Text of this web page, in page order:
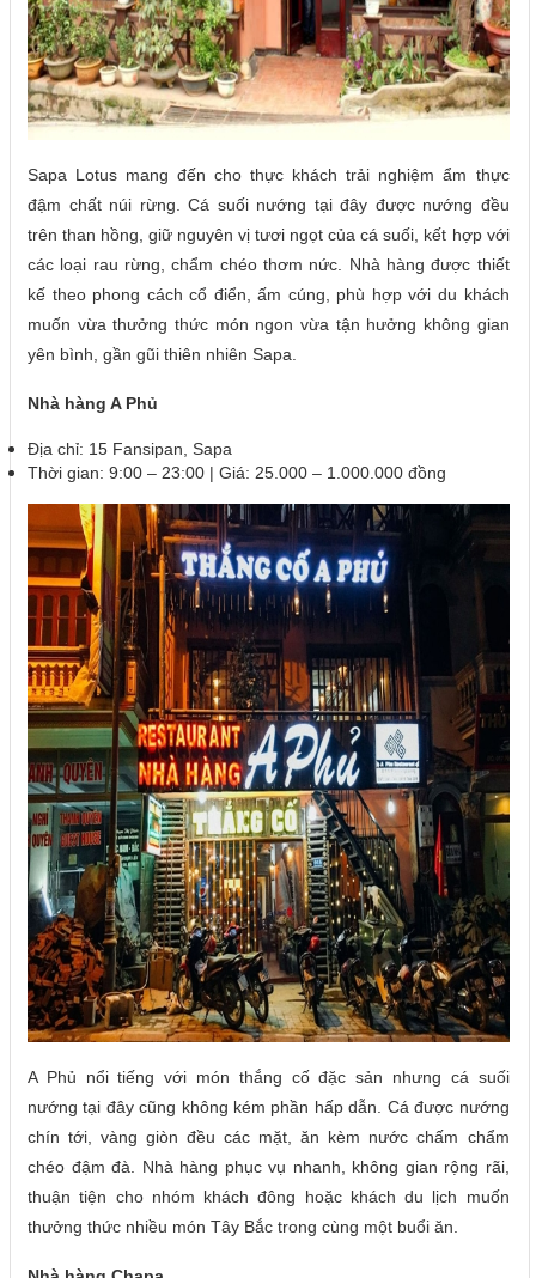
Sapa Lotus mang đến cho thực khách trải nghiệm ẩm thực
đậm chất núi rừng. Cá suối nướng tại đây được nướng đều
trên than hồng, giữ nguyên vị tươi ngọt của cá suối, kết hợp với
các loại rau rừng, chẩm chéo thơm nức. Nhà hàng được thiết
kế theo phong cách cổ điển, ấm cúng, phù hợp với du khách
muốn vừa thưởng thức món ngon vừa tận hưởng không gian
yên bình, gần gũi thiên nhiên Sapa.
Nhà hàng A Phủ
Địa chỉ: 15 Fansipan, Sapa
Thời gian: 9:00 – 23:00 | Giá: 25.000 – 1.000.000 đồng
A Phủ nổi tiếng với món thắng cố đặc sản nhưng cá suối
nướng tại đây cũng không kém phần hấp dẫn. Cá được nướng
chín tới, vàng giòn đều các mặt, ăn kèm nước chấm chẩm
chéo đậm đà. Nhà hàng phục vụ nhanh, không gian rộng rãi,
thuận tiện cho nhóm khách đông hoặc khách du lịch muốn
thưởng thức nhiều món Tây Bắc trong cùng một buổi ăn.